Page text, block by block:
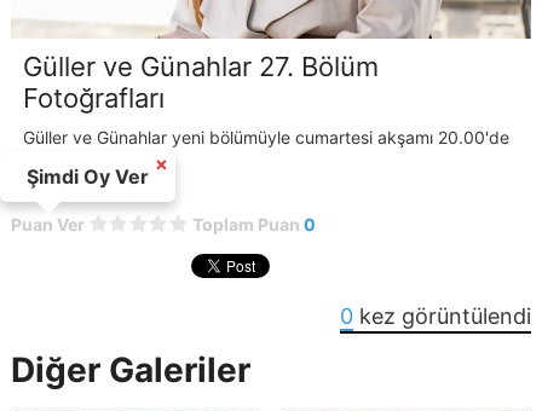
Güller ve Günahlar 27. Bölüm
Fotoğrafları
Güller ve Günahlar yeni bölümüyle cumartesi akşamı 20.00'de
Puan Ver Toplam Puan 0
0 kez görüntülendi
Diğer Galeriler
Şimdi Oy Ver
×